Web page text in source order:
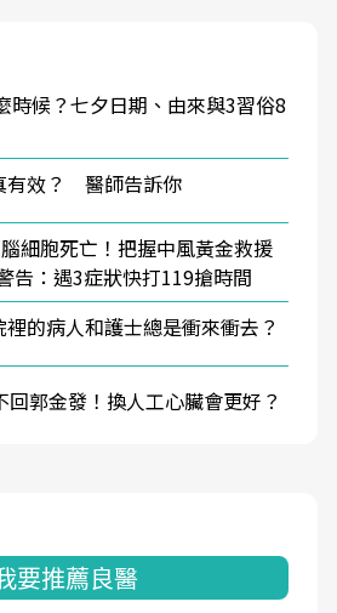
時候？七夕日期、由來與3習俗8
有效？ 醫師告訴你
細胞死亡！把握中風黃金救援
告：遇3症狀快打119搶時間
的病人和護士總是衝來衝去？
回郭金發！換人工心臟會更好？
要推薦良醫